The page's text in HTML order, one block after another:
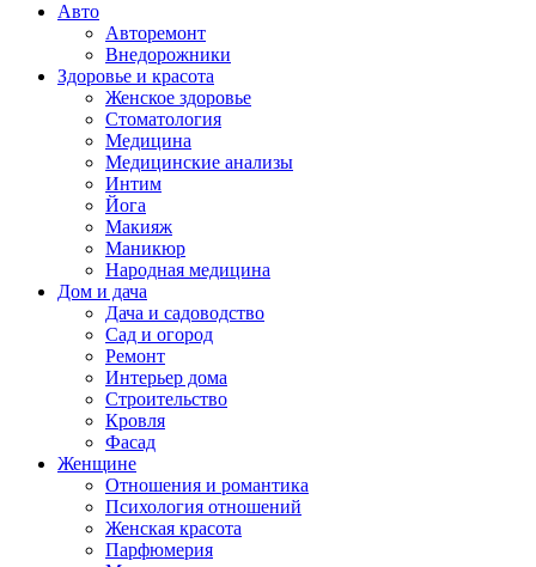
Авто
Авторемонт
Внедорожники
Здоровье и красота
Женское здоровье
Стоматология
Медицина
Медицинские анализы
Интим
Йога
Макияж
Маникюр
Народная медицина
Дом и дача
Дача и садоводство
Сад и огород
Ремонт
Интерьер дома
Строительство
Кровля
Фасад
Женщине
Отношения и романтика
Психология отношений
Женская красота
Парфюмерия